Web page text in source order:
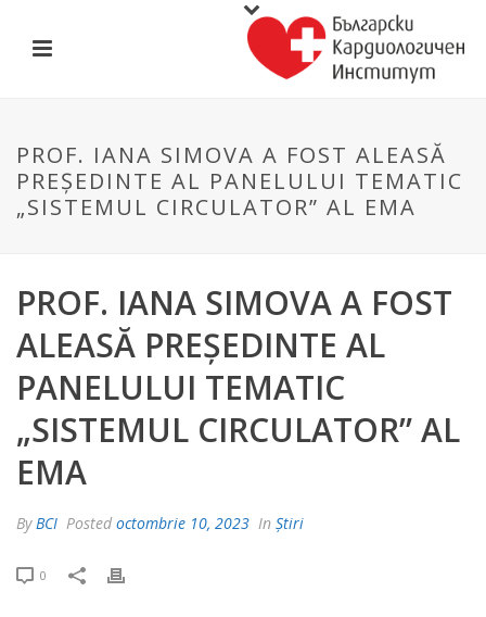
PROF. IANA SIMOVA A FOST ALEASĂ
PREȘEDINTE AL PANELULUI TEMATIC
„SISTEMUL CIRCULATOR” AL EMA
PROF. IANA SIMOVA A FOST
ALEASĂ PREȘEDINTE AL
PANELULUI TEMATIC
„SISTEMUL CIRCULATOR” AL
EMA
ByBCI Posted octombrie 10, 2023 In Știri
0